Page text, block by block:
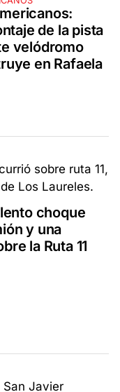
de la pista
velódromo
en Rafaela
choque
y una
la Ruta 11